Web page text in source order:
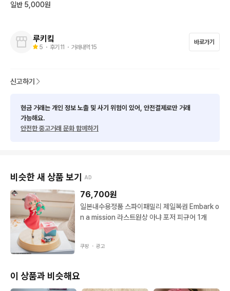
일반 5,000원
루키킼
5 ・ 후기 11 ・ 거래내역 15
바로가기
신고하기
현금 거래는 개인 정보 노출 및 사기 위험이 있어, 안전결제로만 거래
가능해요.
안전한 중고거래 문화 함께하기
비슷한 새 상품 보기 AD
76,700원
일본내수용정품 스파이패밀리 제일복권 Embark o
n a mission 라스트원상 아냐 포저 피규어 1개
쿠팡 ・ 광고
이 상품과 비슷해요